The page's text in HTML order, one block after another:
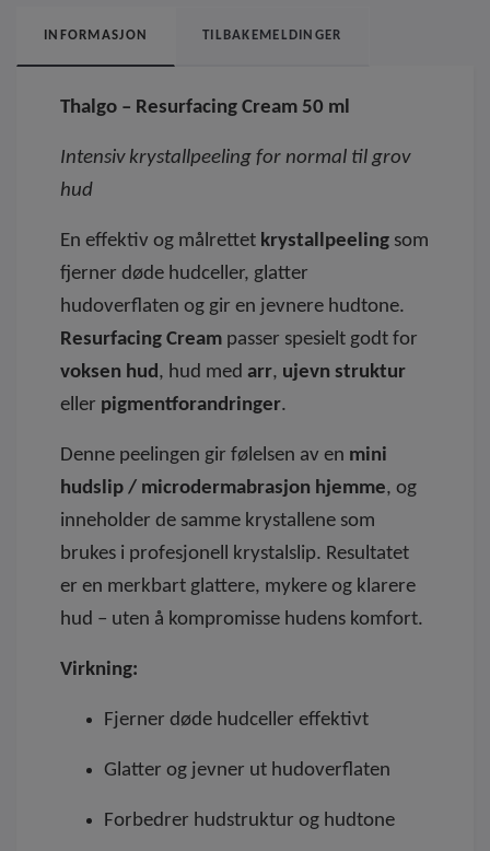
INFORMASJON TILBAKEMELDINGER
Thalgo – Resurfacing Cream 50 ml
Intensiv krystallpeeling for normal til grov
hud
En effektiv og målrettet krystallpeeling som
fjerner døde hudceller, glatter
hudoverflaten og gir en jevnere hudtone.
Resurfacing Cream passer spesielt godt for
voksen hud , hud med arr, ujevn struktur
eller pigmentforandringer.
Denne peelingen gir følelsen av en mini
hudslip / microdermabrasjon hjemme, og
inneholder de samme krystallene som
brukes i profesjonell krystalslip. Resultatet
er en merkbart glattere, mykere og klarere
hud – uten å kompromisse hudens komfort.
Virkning:
Fjerner døde hudceller effektivt
Glatter og jevner ut hudoverflaten
Forbedrer hudstruktur og hudtone